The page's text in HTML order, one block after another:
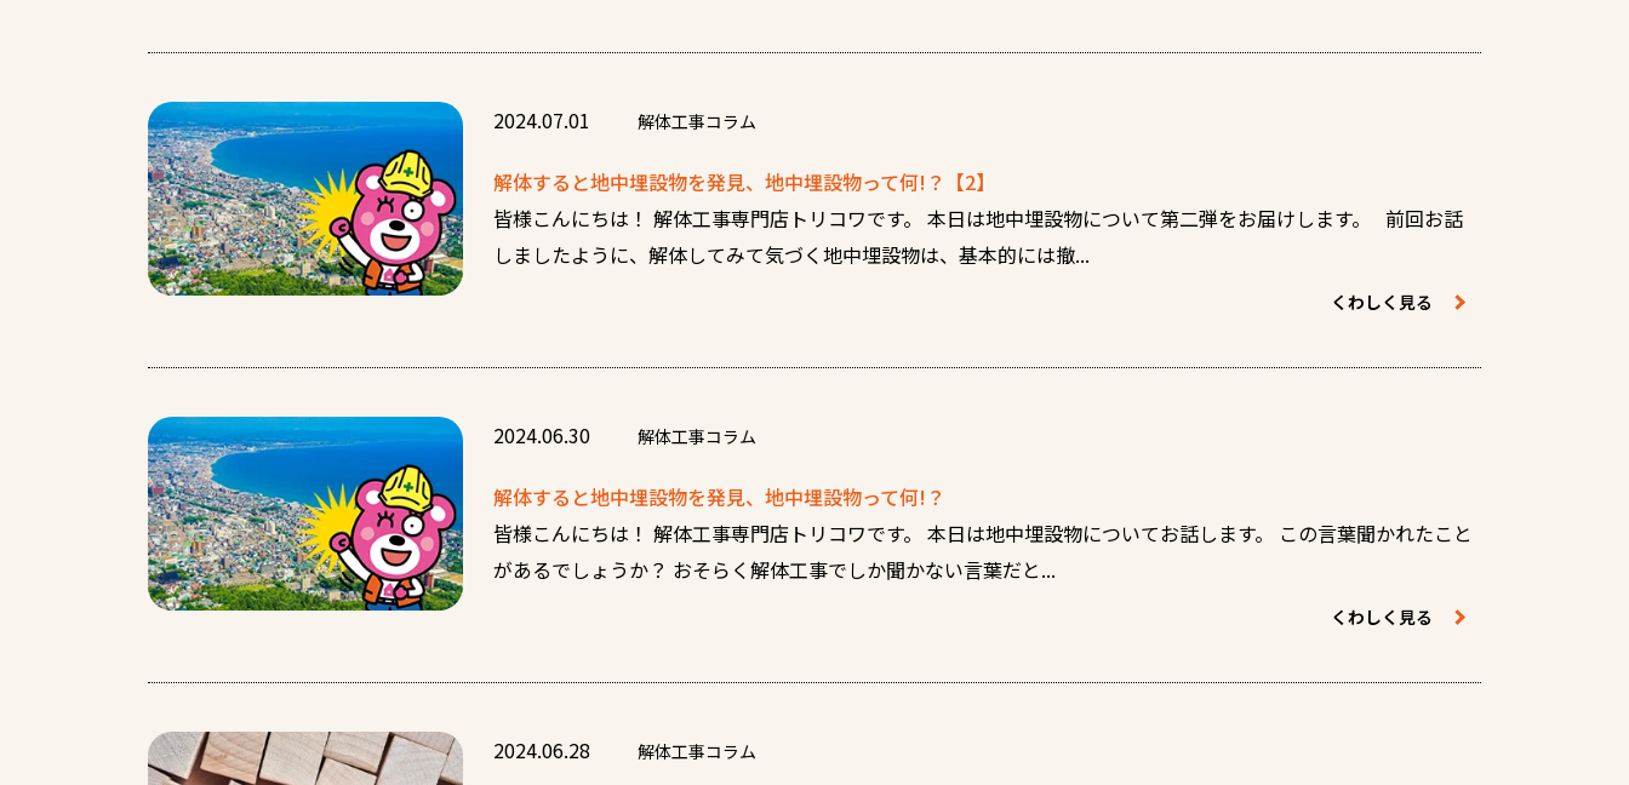
2024.07.01 解体工事コラム
解体すると地中埋設物を発見、地中埋設物って何!？【2】
皆様こんにちは！ 解体工事専門店トリコワです。 本日は地中埋設物について第二弾をお届けします。 前回お話
しましたように、解体してみて気づく地中埋設物は、基本的には撤...
くわしく見る
2024.06.30 解体工事コラム
解体すると地中埋設物を発見、地中埋設物って何!？
皆様こんにちは！ 解体工事専門店トリコワです。 本日は地中埋設物についてお話します。 この言葉聞かれたこと
があるでしょうか？ おそらく解体工事でしか聞かない言葉だと...
くわしく見る
2024.06.28 解体工事コラム